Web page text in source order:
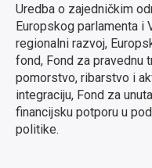
Uredba o zajedničkim
Europskog parlamenta i
regionalni razvoj,
fond, Fond za pravednu
pomorstvo, ribarstvo i
integraciju, Fond za
financijsku potporu u
politike.